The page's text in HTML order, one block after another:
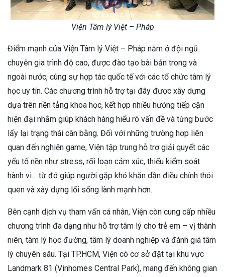
Viện Tâm lý Việt – Pháp
Điểm mạnh của Viện Tâm lý Việt – Pháp nằm ở đội ngũ
chuyên gia trình độ cao, được đào tạo bài bản trong và
ngoài nước, cùng sự hợp tác quốc tế với các tổ chức tâm lý
học uy tín. Các chương trình hỗ trợ tại đây được xây dựng
dựa trên nền tảng khoa học, kết hợp nhiều hướng tiếp cận
hiện đại nhằm giúp khách hàng hiểu rõ vấn đề và từng bước
lấy lại trạng thái cân bằng. Đối với những trường hợp liên
quan đến nghiện game, Viện tập trung hỗ trợ giải quyết các
yếu tố nền như stress, rối loạn cảm xúc, thiếu kiểm soát
hành vi… từ đó giúp người gặp khó khăn dần điều chỉnh thói
quen và xây dựng lối sống lành mạnh hơn.
Bên cạnh dịch vụ tham vấn cá nhân, Viện còn cung cấp nhiều
chương trình đa dạng như hỗ trợ tâm lý cho trẻ em – vị thành
niên, tâm lý học đường, tâm lý doanh nghiệp và đánh giá tâm
lý chuyên sâu. Tại TP.HCM, Viện có cơ sở đặt tại khu vực
Landmark 81 (Vinhomes Central Park), mang đến không gian